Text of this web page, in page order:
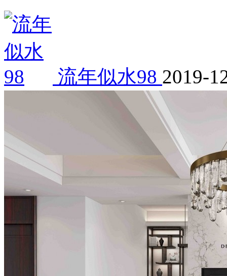
流年似水98 2019-